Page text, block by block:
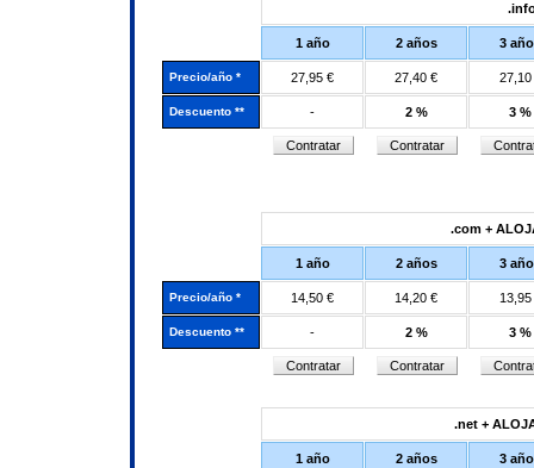
1 año 2 años 3
Precio/año * 27,95 € 27,40 € 27,10
Descuento ** - 2 % 3 %
.com +
1 año 2 años 3
Precio/año * 14,50 € 14,20 € 13,95
Descuento ** - 2 % 3 %
.net +
1 año 2 años 3